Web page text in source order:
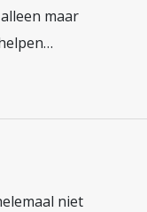
maar
niet